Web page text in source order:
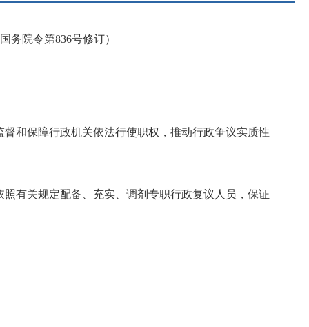
务院令第836号修订）
和保障行政机关依法行使职权，推动行政争议实质性
有关规定配备、充实、调剂专职行政复议人员，保证